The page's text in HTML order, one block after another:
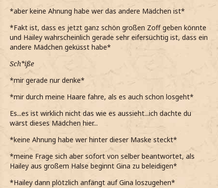
*aber keine Ahnung habe wer das andere Mädchen ist*
*Fakt ist, dass es jetzt ganz schön großen Zoff geben könnte
und Hailey wahrscheinlich gerade sehr eifersüchtig ist, dass ein
andere Mädchen geküsst habe*
Sch*iße
*mir gerade nur denke*
*mir durch meine Haare fahre, als es auch schon losgeht*
Es...es ist wirklich nicht das wie es aussieht...ich dachte du
wärst dieses Mädchen hier...
*keine Ahnung habe wer hinter dieser Maske steckt*
*meine Frage sich aber sofort von selber beantwortet, als
Hailey aus großem Halse beginnt Gina zu beleidigen*
*Hailey dann plötzlich anfängt auf Gina loszugehen*